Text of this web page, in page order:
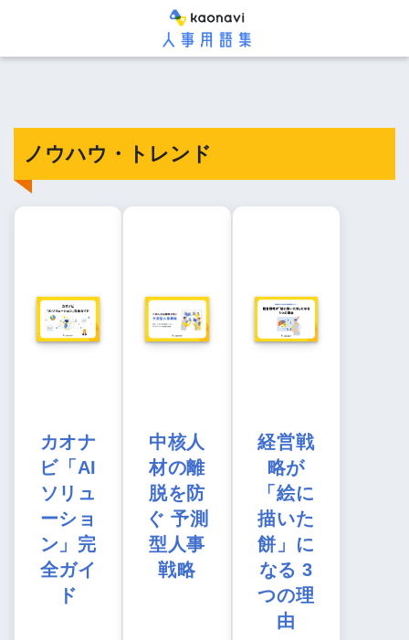
ノウハウ・トレンド
カオナ
ビ「AI
ソリュ
ーショ
ン」完
全ガイ
ド
中核人
材の離
脱を防
ぐ 予測
型人事
戦略
経営戦
略が
「絵に
描いた
餅」に
なる 3
つの理
由